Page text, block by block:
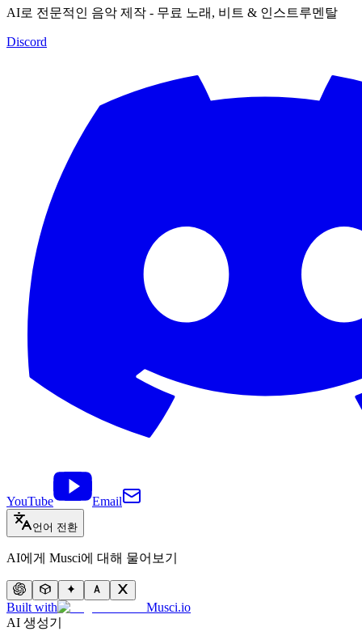
AI로 전문적인 음악 제작 - 무료 노래, 비트 & 인스트루멘탈
Discord
YouTube Email
언어 전환
AI에게 Musci에 대해 물어보기
Built with
Musci.io
AI 생성기